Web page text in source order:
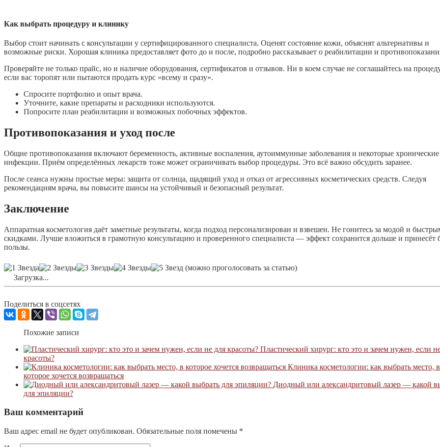
Как выбрать процедуру и клинику
Выбор стоит начинать с консультации у сертифицированного специалиста. Оценят состояние кожи, объяснят альтернативы и
возможные риски. Хорошая клиника предоставляет фото до и после, подробно рассказывает о реабилитации и
Проверяйте не только прайс, но и наличие оборудования, сертификатов и отзывов. Ни в коем случае не соглашайтесь на
если вас торопят или пытаются продать курс «всему и сразу».
Спросите портфолио и опыт врача.
Уточните, какие препараты и расходники используются.
Попросите план реабилитации и возможных побочных эффектов.
Противопоказания и уход после
Общие противопоказания включают беременность, активные воспаления, аутоиммунные заболевания и некоторые хронические
инфекции. Приём определённых лекарств тоже может ограничивать выбор процедуры. Это всё важно обсудить заранее.
После сеанса нужны простые меры: защита от солнца, щадящий уход и отказ от агрессивных косметических средств. Следуя
рекомендациям врача, вы повысите шансы на устойчивый и безопасный результат.
Заключение
Аппаратная косметология даёт заметные результаты, когда подход персонализирован и взвешен. Не гонитесь за модой и
скидками. Лучше вложиться в грамотную консультацию и проверенного специалиста — эффект сохранится дольше и принесёт
пользы.
(можно проголосовать за статью)
Загрузка...
Поделиться в соцсетях
Похожие записи
Пластический хирург: кто это и зачем нужен, если
красоты?
Клиника косметологии: как выбрать место, в
которое хочется возвращаться
Диодный или александритовый лазер — какой
для эпиляции?
Ваш комментарий
Ваш адрес email не будет опубликован. Обязательные поля помечены *